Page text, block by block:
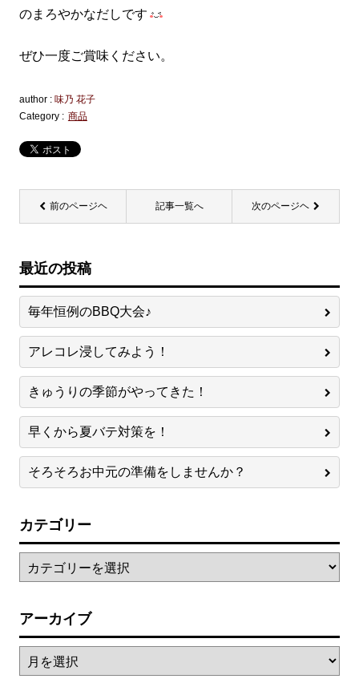
のまろやかなだしです
ぜひ一度ご賞味ください。
author : 味乃 花子
Category : 商品
前のページヘ 記事一覧へ 次のページヘ
最近の投稿
毎年恒例のBBQ大会♪
アレコレ浸してみよう！
きゅうりの季節がやってきた！
早くから夏バテ対策を！
そろそろお中元の準備をしませんか？
カテゴリー
アーカイブ